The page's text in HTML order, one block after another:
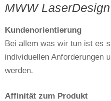
MWW
Kundenorientierung
Bei allem was wir tun ist es
individuellen Anforderungen
werden.
Affinität zum Produkt